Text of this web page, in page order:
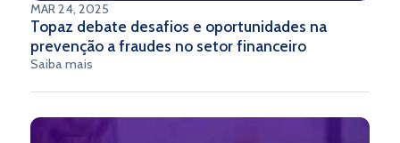
MAR 24, 2025
Topaz debate desafios e oportunidades na
prevenção a fraudes no setor financeiro
Saiba mais